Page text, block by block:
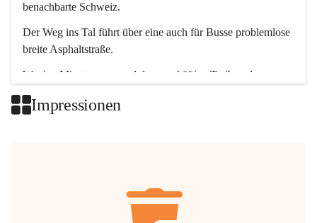
benachbarte Schweiz.
Der Weg ins Tal führt über eine auch für Busse problemlose
breite Asphaltstraße.
Wenige Minuten nur, und das geschäftige Treiben der
Impressionen